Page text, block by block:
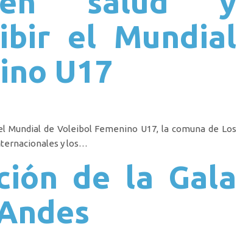
el Mundial
U17
de Voleibol Femenino U17, la comuna de Los
y los…
de la Gala